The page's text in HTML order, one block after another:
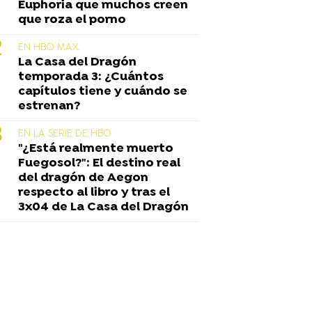
Euphoria que muchos creen
que roza el porno
EN HBO MAX
La Casa del Dragón
temporada 3: ¿Cuántos
capítulos tiene y cuándo se
estrenan?
EN LA SERIE DE HBO
"¿Está realmente muerto
Fuegosol?": El destino real
del dragón de Aegon
respecto al libro y tras el
3x04 de La Casa del Dragón